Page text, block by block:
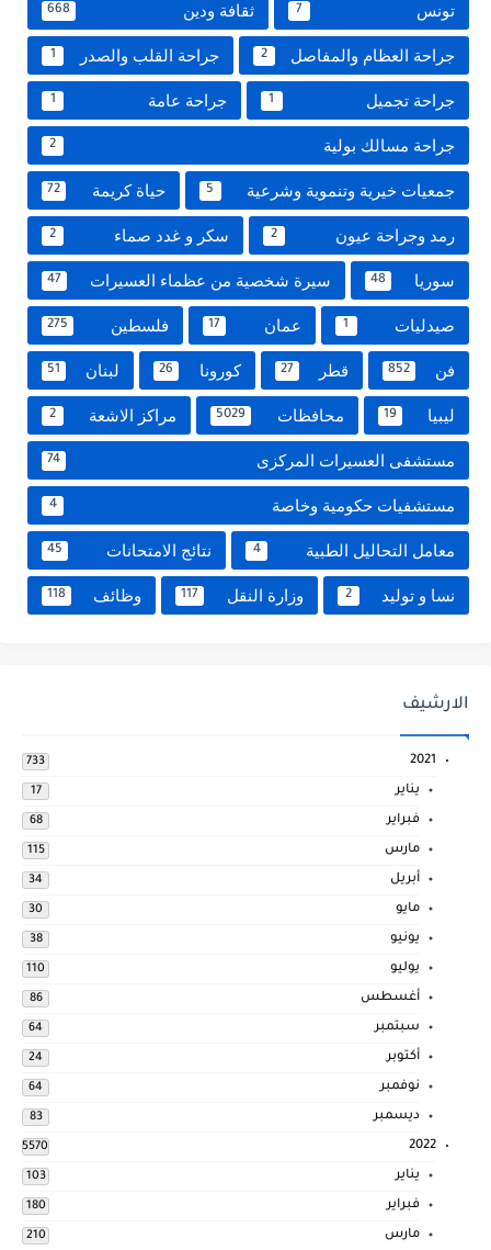
تونس 7 ثقافة ودين 668
جراحة العظام والمفاصل 2 جراحة القلب والصدر 1
جراحة تجميل 1 جراحة عامة 1
جراحة مسالك بولية 2
جمعيات خيرية وتنموية وشرعية 5 حياة كريمة 72
رمد وجراحة عيون 2 سكر و غدد صماء 2
سوريا 48 سيرة شخصية من عظماء العسيرات 47
صيدليات 1 عمان 17 فلسطين 275
فن 852 قطر 27 كورونا 26 لبنان 51
ليبيا 19 محافظات 5029 مراكز الاشعة 2
مستشفى العسيرات المركزى 74
مستشفيات حكومية وخاصة 4
معامل التحاليل الطبية 4 نتائج الامتحانات 45
نسا و توليد 2 وزارة النقل 117 وظائف 118
الارشيف
2021
733
يناير 17
فبراير 68
مارس 115
أبريل 34
مايو 30
يونيو 38
يوليو 110
أغسطس 86
سبتمبر 64
أكتوبر 24
نوفمبر 64
ديسمبر 83
2022
5570
يناير 103
فبراير 180
مارس 210